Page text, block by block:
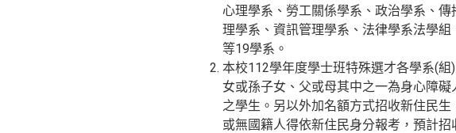
心理學系、勞工關係學系、政治學系、
理學系、資訊管理學系、法律學系法學
等19學系。
本校112學年度學士班特殊選才各學系(
女或孫子女、父或母其中之一為身心障
之學生。另以外加名額方式招收新住民
或無國籍人得依新住民身分報考，預計